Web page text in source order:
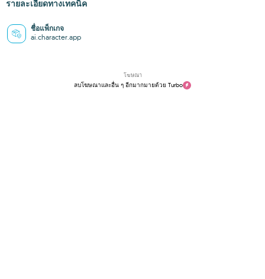
รายละเอียดทางเทคนิค
ชื่อแพ็กเกจ
ai.character.app
โฆษณา
ลบโฆษณาและอื่น ๆ อีกมากมายด้วย Turbo